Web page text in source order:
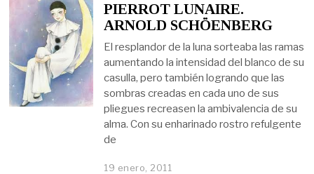
PIERROT LUNAIRE.
ARNOLD SCHÖENBERG
El resplandor de la luna sorteaba las ramas
aumentando la intensidad del blanco de su
casulla, pero también logrando que las
sombras creadas en cada uno de sus
pliegues recreasen la ambivalencia de su
alma. Con su enharinado rostro refulgente
de
19 enero, 2011